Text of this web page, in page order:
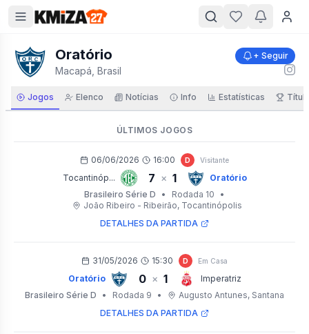
Oratório
Macapá, Brasil
+ Seguir
Jogos Elenco Notícias Info Estatísticas
ÚLTIMOS JOGOS
06/06/2026 16:00 D Visitante
Tocantinóp... 7 × 1
Oratório
Brasileiro Série D
• Rodada 10
•
João Ribeiro - Ribeirão, Tocantinópolis
DETALHES DA PARTIDA
31/05/2026 15:30 D Em Casa
Oratório 0 × 1
Imperatriz
Brasileiro Série D
• Rodada 9 • Augusto Antunes, Santana
DETALHES DA PARTIDA